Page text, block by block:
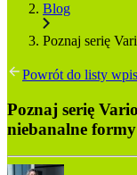
Blog
Poznaj serię
Powrót do listy
Poznaj serię
niebanalne formy